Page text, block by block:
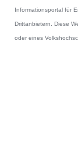
Informationsportal für
Drittanbietern. Diese
oder eines